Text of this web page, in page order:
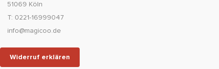
51069 Köln
T: 0221-16999047
info@magicoo.de
Widerruf erklären